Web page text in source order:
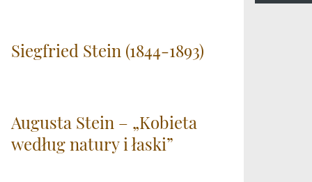
Siegfried Stein (1844-1893)
Augusta Stein – „Kobieta
według natury i łaski”